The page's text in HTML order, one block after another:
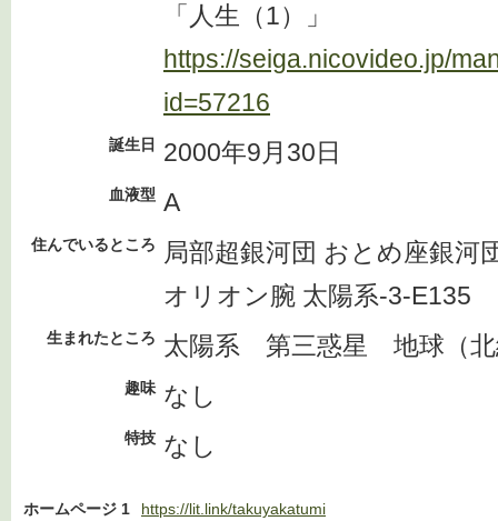
「人生（1）」
https://seiga.nicovideo.jp/
id=57216
誕生日 2000年9月30日
血液型 A
住んでいるところ
局部超銀河団 おとめ座銀河
オリオン腕 太陽系-3-E135
生まれたところ 太陽系 第三惑星 地球（北
趣味 なし
特技 なし
ホームページ 1
https://lit.link/takuyakatumi